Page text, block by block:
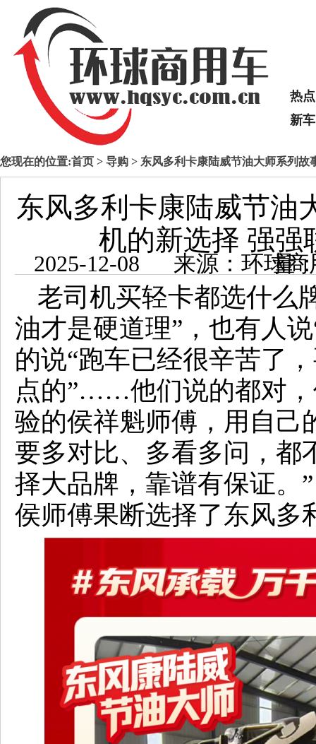
热点
新车
您现在的位置:首页 > 导购 > 东风多利卡康陆威节油大师系列故
东风多利卡康陆威节油
机的新选择 强强
2025-12-08 来源：环
老司机买轻卡都选什么
油才是硬道理”，也有人
的说“跑车已经很辛苦了
点的”……他们说的都对，
验的侯祥魁师傅，用自己
要多对比、多看多问，都
择大品牌，靠谱有保证。
侯师傅果断选择了东风多